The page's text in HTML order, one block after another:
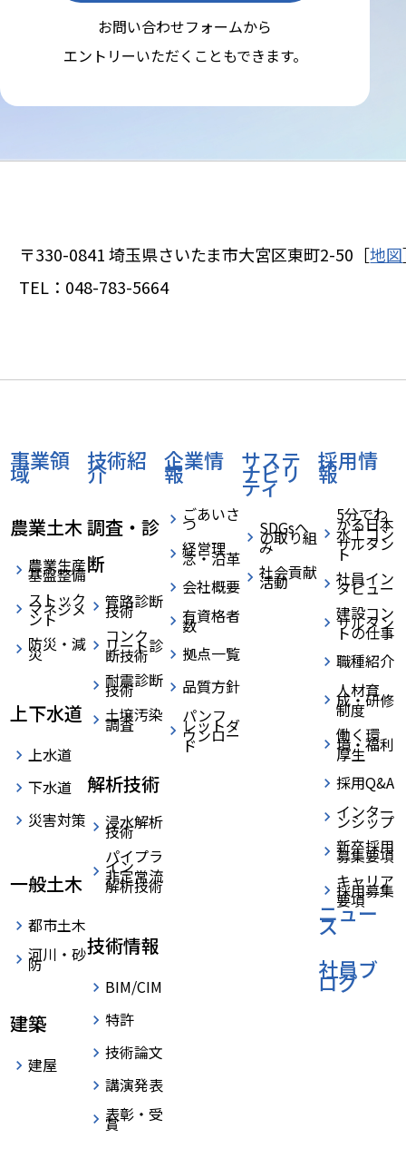
お問い合わせフォームから
エントリーいただくこともできます。
〒330-0841埼玉県さいたま市大宮区東町2-50［地図
TEL： 048-783-5664
事業領
域
農業土木
農業生産
基盤整備
ストック
マネジメ
ント
防災・減
災
上下水道
上水道
下水道
災害対策
一般土木
都市土木
河川・砂
防
建築
建屋
技術紹
介
調査・診
断
管路診断
技術
コンク
リート診
断技術
耐震診断
技術
土壌汚染
調査
解析技術
浸水解析
技術
パイプラ
イン
非定常流
解析技術
技術情報
BIM/CIM
特許
技術論文
講演発表
表彰・受
賞
企業情
報
ごあいさ
つ
経営理
念・沿革
会社概要
有資格者
数
拠点一覧
品質方針
パンフ
レットダ
ウンロー
ド
サステ
ナビリ
ティ
SDGsへ
の取り組
み
社会貢献
活動
採用情
報
5分でわ
かる日本
水工コン
サルタン
ト
社員イン
タビュー
建設コン
サルタン
トの仕事
職種紹介
人材育
成・研修
制度
働く環
境・福利
厚生
採用Q&A
インター
ンシップ
新卒採用
募集要項
キャリア
採用募集
要項
ニュー
ス
社員ブ
ログ